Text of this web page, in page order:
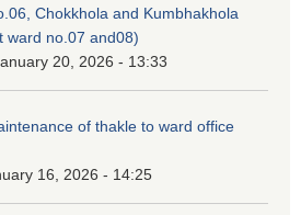
Chokkhola and Kumbhakhola
ward no.07 and08)
20, 2026 - 13:33
of thakle to ward office
16, 2026 - 14:25